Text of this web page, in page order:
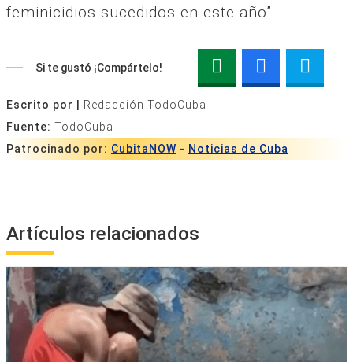
feminicidios sucedidos en este año”.
Si te gustó ¡Compártelo!
Escrito por |
Redacción TodoCuba
Fuente: TodoCuba
Patrocinado por: CubitaNOW - Noticias de Cuba
Artículos relacionados